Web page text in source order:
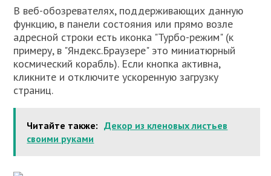
В веб-обозревателях, поддерживающих данную
функцию, в панели состояния или прямо возле
адресной строки есть иконка "Турбо-режим" (к
примеру, в "Яндекс.Браузере" это миниатюрный
космический корабль). Если кнопка активна,
кликните и отключите ускоренную загрузку
страниц.
Читайте также: Декор из кленовых листьев
своими руками